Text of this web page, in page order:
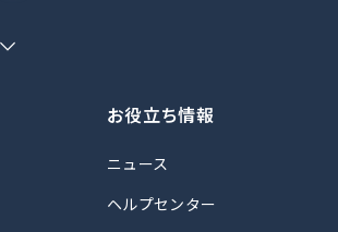
お役立ち情報
ニュース
ヘルプセンター